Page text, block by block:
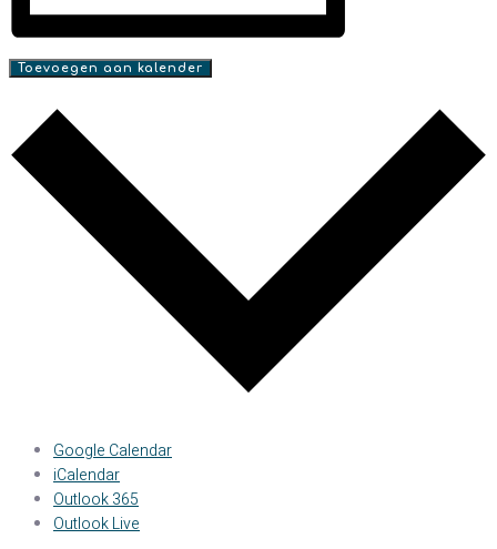
Toevoegen aan kalender
Google Calendar
iCalendar
Outlook 365
Outlook Live